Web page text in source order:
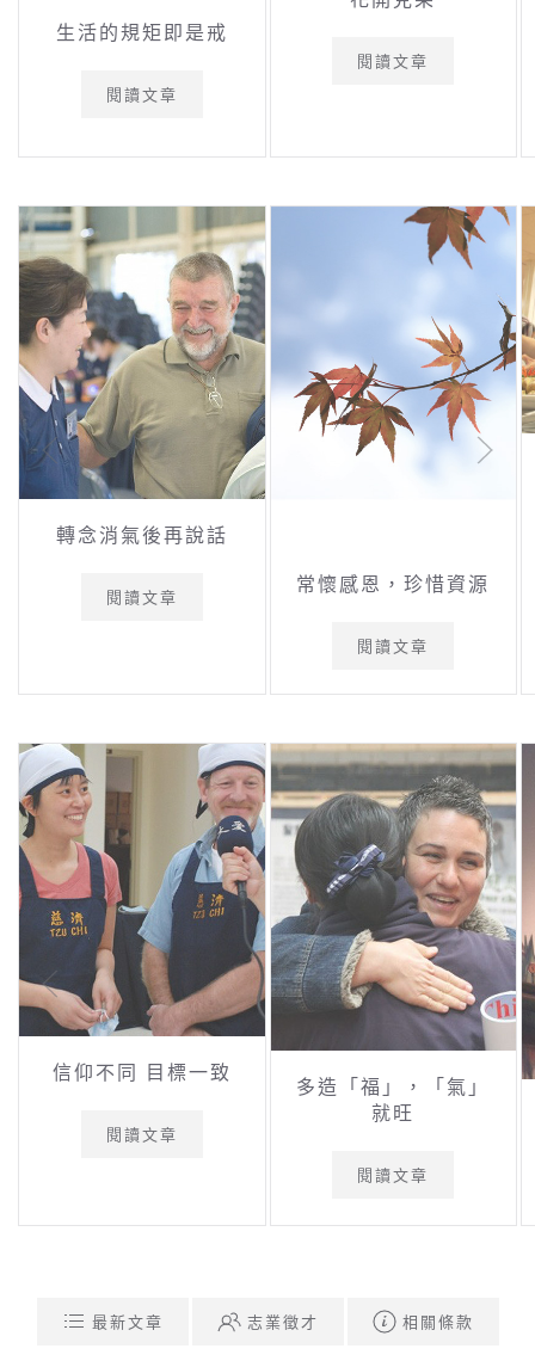
生活的規矩即是戒
閱讀文章
閱讀文章
轉念消氣後再說話
閱讀文章
常懷感恩，珍惜資源
閱讀文章
信仰不同 目標一致
閱讀文章
多造「福」，「氣」
就旺
閱讀文章
最新文章 志業徵才 相關條款